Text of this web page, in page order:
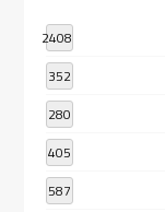
2408
352
280
405
587